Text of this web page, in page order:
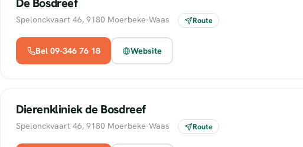
De Bosdreef
Spelonckvaart 46, 9180 Moerbeke-Waas Route
Bel 09-346 76 18 Website
Dierenkliniek de Bosdreef
Spelonckvaart 46, 9180 Moerbeke-Waas Route